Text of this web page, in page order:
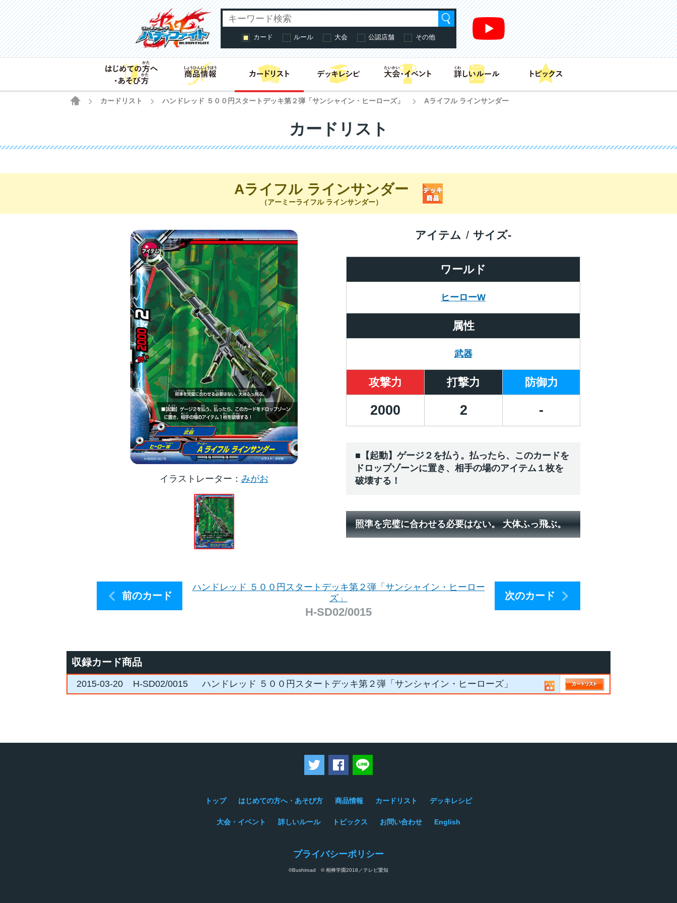
カード ルール 大会 公認店舗 その他
はじめての方へ・あそび方商品情報 カードリスト
HOME
カードリスト ハンドレッド ５００円スタートデッキ第２弾「サンシャイン・ヒーローズ」 Aライフル ラインサンダー
カードリスト
Aライフル ラインサンダー
（アーミーライフル ラインサンダー）
イラストレーター みがお
ワールド
ヒーローW
アイテム サイズ-
属性
武器
攻撃力 打撃力 防御力
2000 2 -
■【起動】ゲージ２を払う。払ったら、このカードを
ドロップゾーンに置き、相手の場のアイテム１枚を
破壊する！
照準を完璧に合わせる必要はない。 大体ふっ飛ぶ。
前のカード
ハンドレッド ５００円スタートデッキ第２弾「サンシャイン・ヒーロー
ズ」
H-SD02/0015
次のカード
収録カード商品
2015-03-20 H-SD02/0015 ハンドレッド ５００円スタートデッキ第２弾「サンシャイン・ヒーローズ」
ツイートするFacebookでシェアする
トップ はじめての方へ・あそび方 商品情報 カードリスト デッキレシピ
大会・イベント 詳しいルール トピックス お問い合わせ English
プライバシーポリシー
©Bushiroad © 相棒学園2018／テレビ愛知